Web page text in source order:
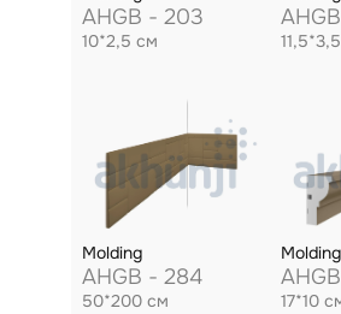
AHGB - 203
10*2,5 см
Molding
AHGB - 284
50*200 см
Molding
17*10